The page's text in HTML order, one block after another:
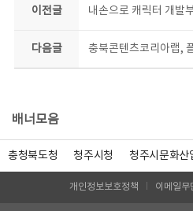
이전글 내손으로 캐릭터 개발
다음글
배너모음
충청북도청 청주시청 청주시문화산
개인정보보호정책 이메일무